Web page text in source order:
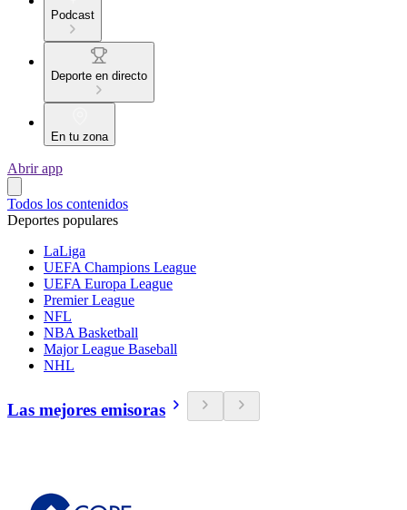
Podcast
Deporte en directo
En tu zona
Abrir app
Todos los contenidos
Deportes populares
LaLiga
UEFA Champions League
UEFA Europa League
Premier League
NFL
NBA Basketball
Major League Baseball
NHL
Las mejores emisoras